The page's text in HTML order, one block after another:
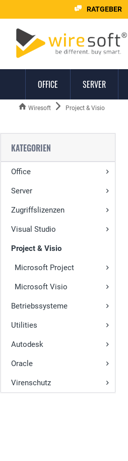
RATGEBER
OFFICE SERVER
Wiresoft Project & Visio
KATEGORIEN
Office
Server
Zugriffslizenzen
Visual Studio
Project & Visio
Microsoft Project
Microsoft Visio
Betriebssysteme
Utilities
Autodesk
Oracle
Virenschutz